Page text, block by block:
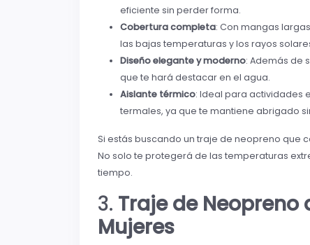
eficiente sin perder forma.
Cobertura completa: Con mangas
las bajas temperaturas y los rayos
Diseño elegante y moderno: Además de
que te hará destacar en el agua.
Aislante térmico: Ideal para actividades
termales, ya que te mantiene abrigado
Si estás buscando un traje de neopreno que
No solo te protegerá de las temperaturas
tiempo.
3. Traje de
Mujeres